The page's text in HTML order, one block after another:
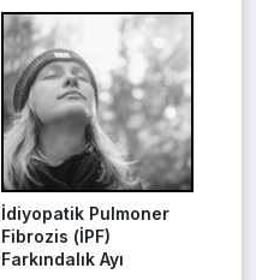
İdiyopatik Pulmoner
Fibrozis (İPF)
Farkındalık Ayı